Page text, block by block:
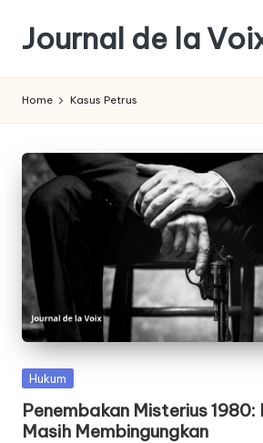
content
Journal de la
Hak
sebagai
Pembeli
Home Kasus Petrus
Posted
Hukum
Penembakan Misterius 1980:
Masih Membingungkan